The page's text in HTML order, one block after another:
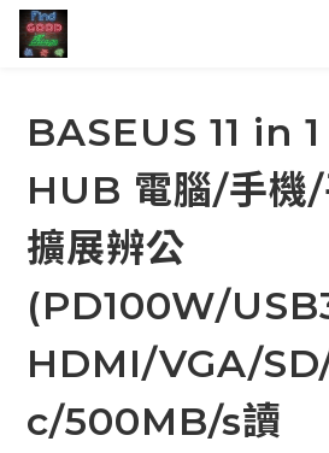
BASEUS 11 in
HUB 電腦/手機/
擴展辨公
(PD100W/
HDMI/VGA/
c/500MB/s讀